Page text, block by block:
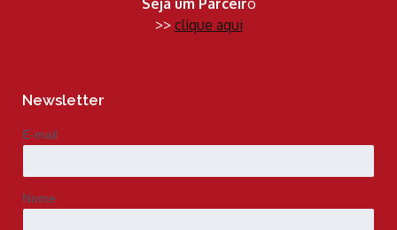
Seja um Parceiro
>> clique aqui
Newsletter
E-mail
Nome